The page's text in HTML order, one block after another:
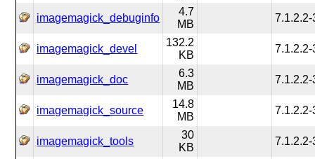
imagemagick_debuginfo
4.7
MB
7.1.2.2-
imagemagick_devel
132.2
KB
7.1.2.2-
imagemagick_doc
6.3
MB
7.1.2.2-
imagemagick_source
14.8
MB
7.1.2.2-
imagemagick_tools
30
KB
7.1.2.2-